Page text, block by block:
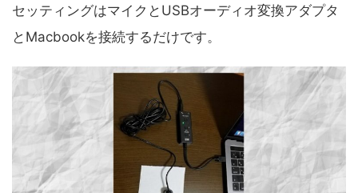
セッティングはマイクとUSBオーディオ変換アダプタ
とMacbookを接続するだけです。